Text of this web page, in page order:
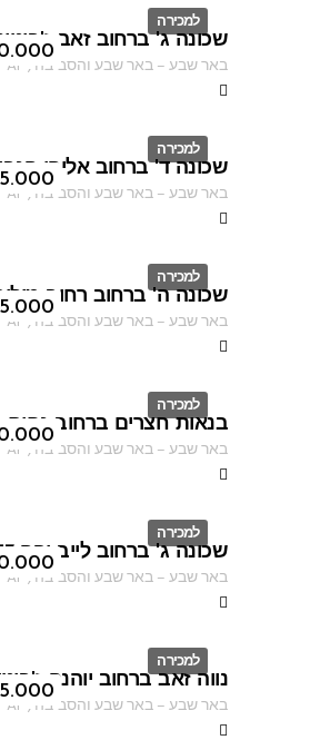
למכירה
ID
שכונה ג' ברחוב זאב
באר שבע–באר שבע והסביבה ,
AF
למכירה
ID
שכונה ד' ברחוב אליהו
באר שבע–באר שבע והסביבה ,
AF
למכירה
ID
שכונה ה' ברחוב רחוב
באר שבע–באר שבע והסביבה ,
AF
למכירה
ID
בנאות חצרים ברחוב נחום
באר שבע–באר שבע והסביבה ,
AF
למכירה
ID
שכונה ג' ברחוב לייב יפה 17
באר שבע–באר שבע והסביבה ,
AF
למכירה
ID
נווה זאב ברחוב יוהנה
באר שבע–באר שבע והסביבה ,
AF